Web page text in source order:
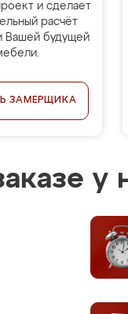
и сделает
расчёт
Вашей будущей
ЗАМЕРЩИКА
у